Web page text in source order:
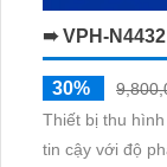
➠ VPH-
30%
Thiết bị thu
tin cậy với độ